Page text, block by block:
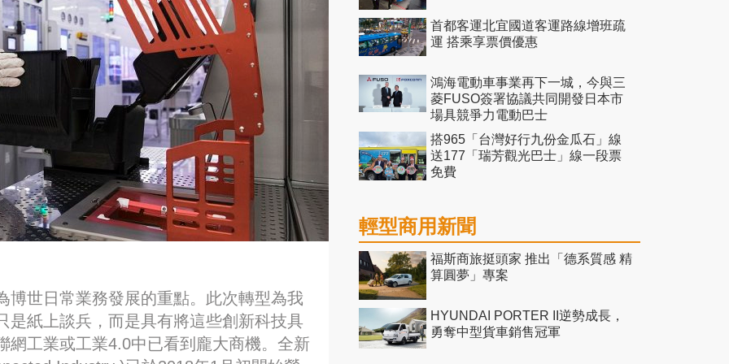
博世日常業務發展的重點。此次轉型為我
是紙上談兵，而是具有將這些創新科技具
網工業或工業4.0中已看到龐大商機。全新
首都客運北宜國道客運路線增班疏
運 搭乘享票價優惠
鴻海電動車事業再下一城，今與三
菱FUSO簽署協議共同開發日本市
場具競爭力電動巴士
搭965「台灣好行九份金瓜石」線
送177「瑞芳觀光巴士」線一段票
免費
輕型商用新聞
福斯商旅挺頭家 推出「德系質感 精
算圓夢」專案
HYUNDAI PORTER II逆勢成長，
勇奪中型貨車銷售冠軍